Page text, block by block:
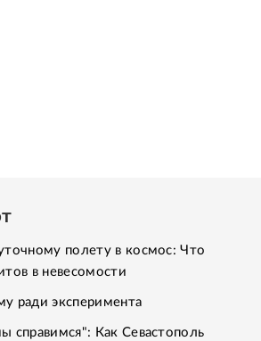
полету в космос: Что
в невесомости
ради эксперимента
справимся": Как Севастополь